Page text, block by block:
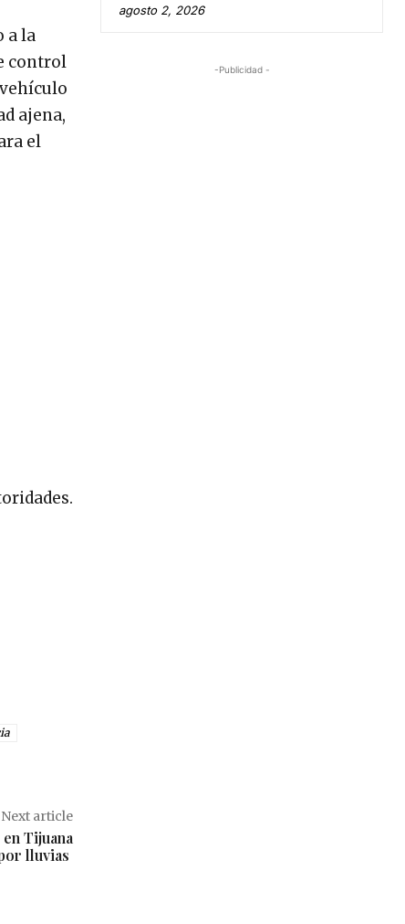
a la
control
ajena,
el
Next article
Tijuana
lluvias
agosto 2, 2026
-Publicidad -